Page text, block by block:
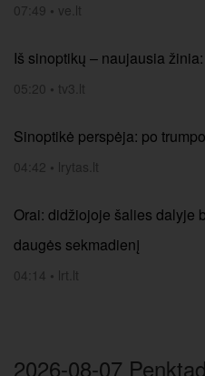
07:49 • ve.lt
Iš sinoptikų – naujausia
05:20 • tv3.lt
Sinoptikė perspėja: po
04:42 • lrytas.lt
Orai: didžiojoje šalies dalyje
daugės sekmadienį
04:14 • lrt.lt
2026-08-07